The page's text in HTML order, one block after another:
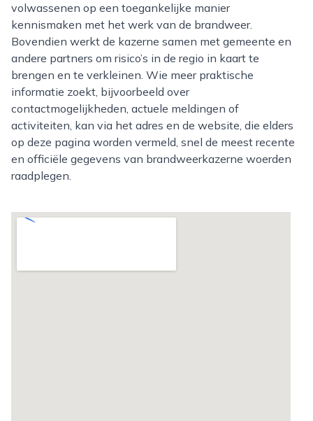
volwassenen op een toegankelijke manier
kennismaken met het werk van de brandweer.
Bovendien werkt de kazerne samen met gemeente en
andere partners om risico’s in de regio in kaart te
brengen en te verkleinen. Wie meer praktische
informatie zoekt, bijvoorbeeld over
contactmogelijkheden, actuele meldingen of
activiteiten, kan via het adres en de website, die elders
op deze pagina worden vermeld, snel de meest recente
en officiële gegevens van brandweerkazerne woerden
raadplegen.